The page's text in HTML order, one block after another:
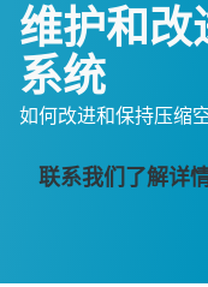
维护和改
系统
如何改进和保持压缩
联系我们了解详